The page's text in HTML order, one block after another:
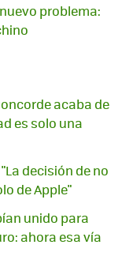
problema:
acaba de
es solo una
decisión de no
de Apple"
unido para
ahora esa vía